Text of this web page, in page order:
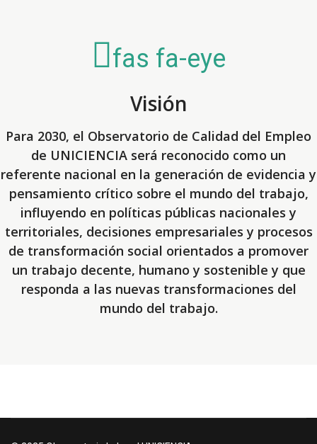
fas fa-eye
Visión
Para 2030, el Observatorio de Calidad del Empleo
de UNICIENCIA será reconocido como un
referente nacional en la generación de evidencia y
pensamiento crítico sobre el mundo del trabajo,
influyendo en políticas públicas nacionales y
territoriales, decisiones empresariales y procesos
de transformación social orientados a promover
un trabajo decente, humano y sostenible y que
responda a las nuevas transformaciones del
mundo del trabajo.